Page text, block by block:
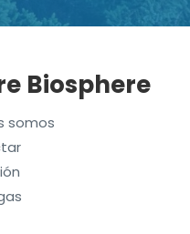
Biosphere
somos